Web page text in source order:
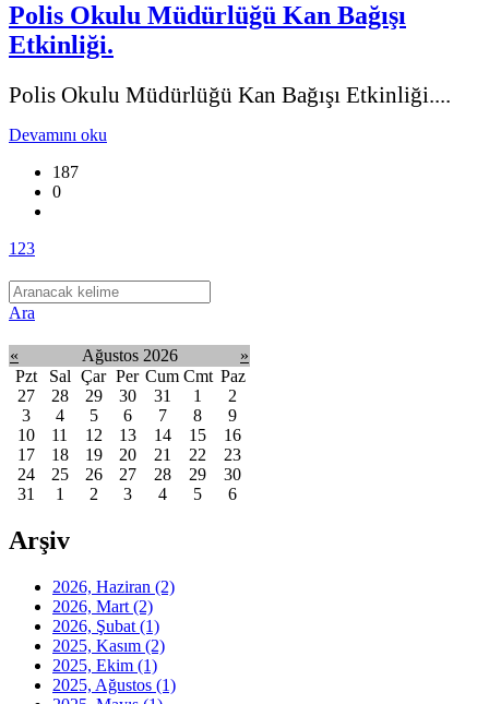
Polis Okulu Müdürlüğü Kan Bağışı
Etkinliği.
Polis Okulu Müdürlüğü Kan Bağışı Etkinliği....
Devamını oku
187
0
1 23
Ara
« Ağustos 2026
»
Pzt
Sal Çar Per Cum Cmt Paz
27
28 29 30 31 1
2
3
4 5 6 7 8
9
10
11 12 13 14 15
16
17
18 19 20 21 22
23
24
25 26 27 28 29
30
31
1 2 3 4 5 6
Arşiv
2026, Haziran (2)
2026, Mart (2)
2026, Şubat (1)
2025, Kasım (2)
2025, Ekim (1)
2025, Ağustos (1)